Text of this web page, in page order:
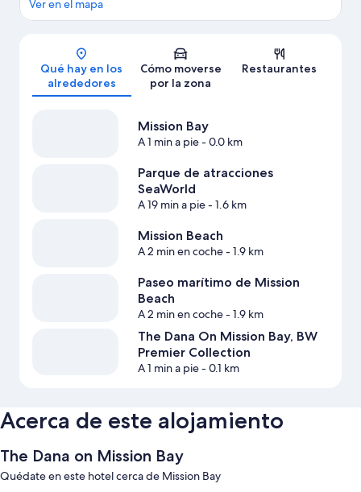
Mapa
Ver en el mapa
Qué hay en los
alrededores
Cómo moverse
por la zona
Restaurantes
Mission Bay
A 1 min a pie- 0.0 km
Parque de atracciones
SeaWorld
A 19 min a pie- 1.6 km
Mission Beach
A 2 min en coche- 1.9 km
Paseo marítimo de Mission
Beach
A 2 min en coche- 1.9 km
The Dana On Mission Bay, BW
Premier Collection
A 1 min a pie- 0.1 km
Acerca de este alojamiento
The Dana on Mission Bay
Quédate en este hotel cerca de Mission Bay